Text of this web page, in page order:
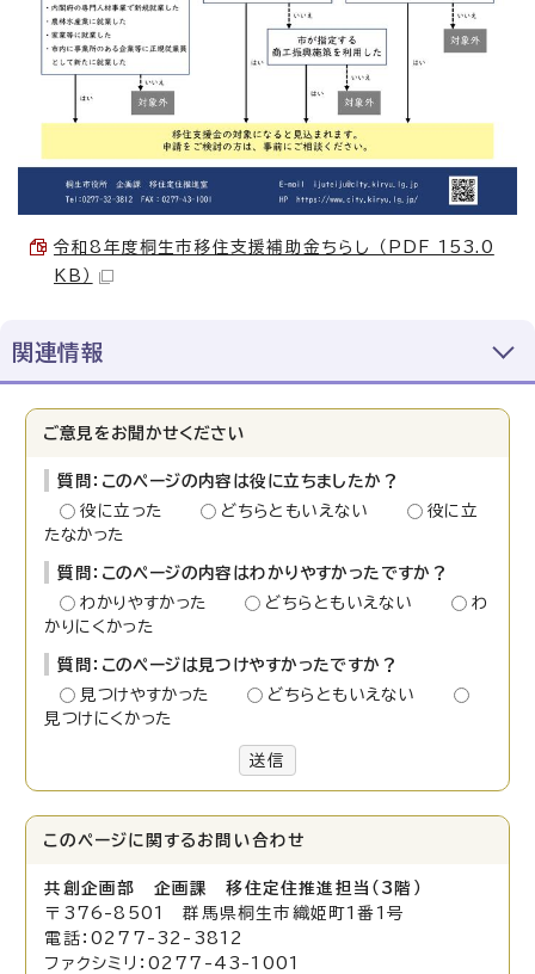
令和8年度桐生市移住支援補助金ちらし （PDF 153.0
KB）
関連情報
ご意見をお聞かせください
質問：このページの内容は役に立ちましたか？
役に立った
どちらともいえない
役に立
たなかった
質問：このページの内容はわかりやすかったですか？
わかりやすかった
どちらともいえない
わ
かりにくかった
質問：このページは見つけやすかったですか？
見つけやすかった
どちらともいえない
見つけにくかった
送信
このページに関する お問い合わせ
共創企画部 企画課 移住定住推進担当（3階）
〒376-8501 群馬県桐生市織姫町1番1号
電話：0277-32-3812
ファクシミリ：0277-43-1001